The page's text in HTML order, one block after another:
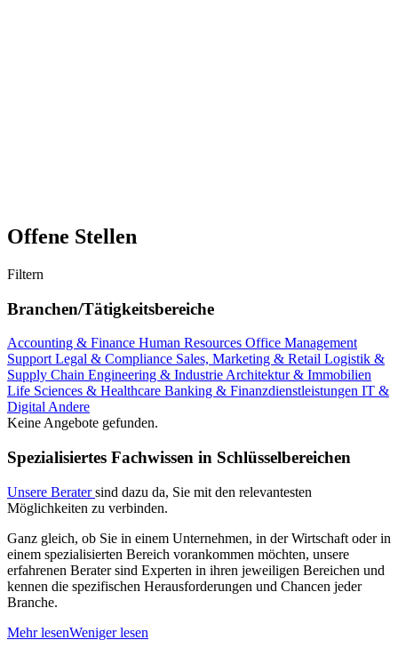
Offene Stellen
Filtern
Branchen/Tätigkeitsbereiche
Accounting & Finance Human Resources Office Management
SupportLegal & Compliance Sales, Marketing & Retail Logistik &
Supply Chain Engineering & IndustrieArchitektur & Immobilien
Life Sciences & Healthcare Banking & Finanzdienstleistungen IT &
DigitalAndere
Keine Angebote gefunden.
Spezialisiertes Fachwissen in Schlüsselbereichen
Unsere Beratersind dazu da, Sie mit den relevantesten
Möglichkeiten zu verbinden.
Ganz gleich, ob Sie in einem Unternehmen, in der Wirtschaft oder in
einem spezialisierten Bereich vorankommen möchten, unsere
erfahrenen Berater sind Experten in ihren jeweiligen Bereichen und
kennen die spezifischen Herausforderungen und Chancen jeder
Branche.
Mehr lesenWeniger lesen